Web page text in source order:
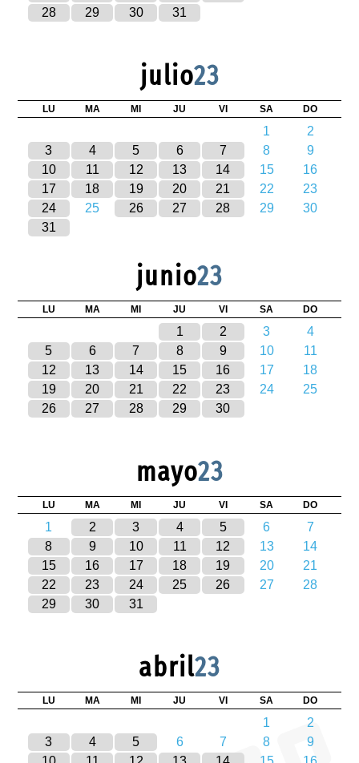
28
29 30 31
julio23
LU MA MI JU VI SA DO
1
2
3
4 5 6 7 8
9
10
11 12 13 14 15
16
17
18 19 20 21 22
23
24
25 26 27 28 29
30
31
junio23
LU MA MI JU VI SA DO
1 2 3
4
5
6 7 8 9 10
11
12
13 14 15 16 17
18
19
20 21 22 23 24
25
26
27 28 29 30
mayo23
LU MA MI JU VI SA DO
1 2 3 4 5 6
7
8
9 10 11 12 13
14
15
16 17 18 19 20
21
22
23 24 25 26 27
28
29
30 31
abril23
LU MA MI JU VI SA DO
1
2
3
4 5 6 7 8
9